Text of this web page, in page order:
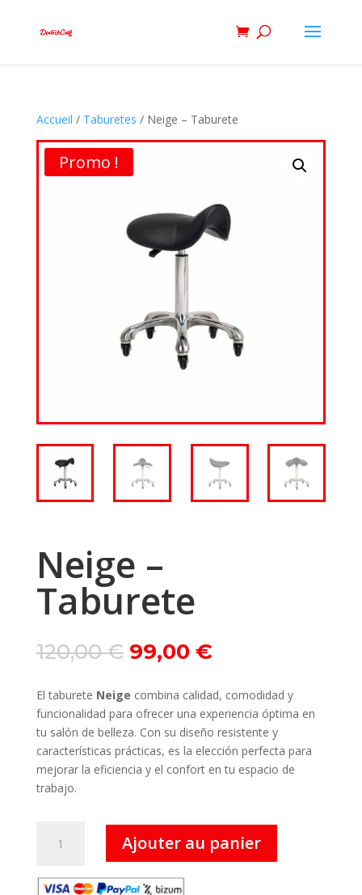
Accueil / Taburetes / Neige – Taburete
Promo !
Neige –
Taburete
120,00€ Le
prix
initial
était :
120,00 €.
99,00 €Le
actuel
est :
99,00 €.
El taburete Neige combina calidad, comodidad y
funcionalidad para ofrecer una experiencia óptima en
tu salón de belleza. Con su diseño resistente y
características prácticas, es la elección perfecta para
mejorar la eficiencia y el confort en tu espacio de
trabajo.
Ajouter au panier